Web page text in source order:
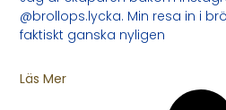
@brollops.lycka. Min resa in i
faktiskt ganska nyligen
Läs Mer